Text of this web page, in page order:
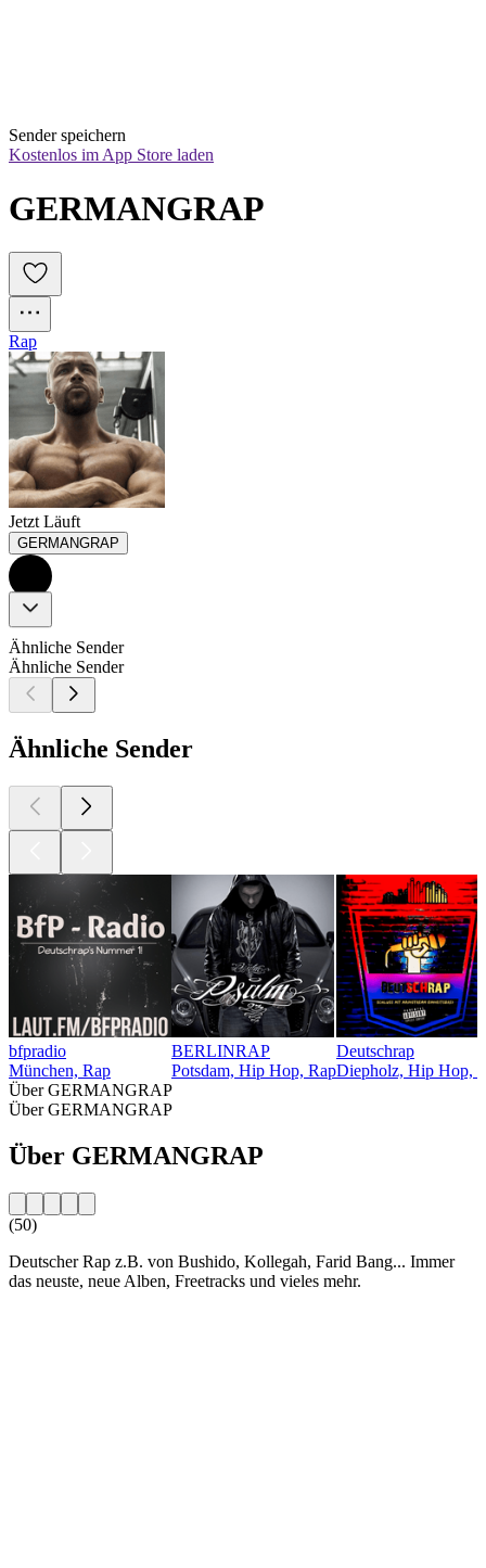
Sender speichern
Kostenlos im App Store laden
GERMANGRAP
Rap
Jetzt Läuft
GERMANGRAP
Ähnliche Sender
Ähnliche Sender
Ähnliche Sender
bfpradio
München, Rap
BERLINRAP
Potsdam, Hip Hop, Rap
Deutschrap
Diepholz, Hip Hop,
Über GERMANGRAP
Über GERMANGRAP
Über GERMANGRAP
(50)
Deutscher Rap z.B. von Bushido, Kollegah, Farid Bang... Immer
das neuste, neue Alben, Freetracks und vieles mehr.